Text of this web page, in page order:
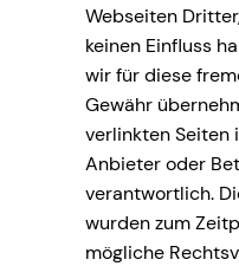
Webseiten
keinen Einfluss
wir für diese
Gewähr
verlinkten Seiten
Anbieter oder
verantwortlich.
wurden zum
mögliche